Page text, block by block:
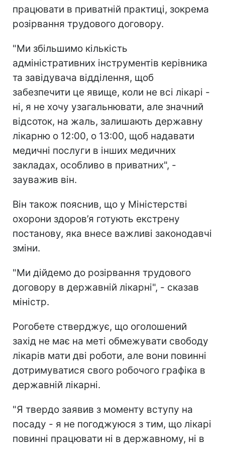
працювати в приватній практиці, зокрема
розірвання трудового договору.
"Ми збільшимо кількість
адміністративних інструментів керівника
та завідувача відділення, щоб
забезпечити це явище, коли не всі лікарі -
ні, я не хочу узагальнювати, але значний
відсоток, на жаль, залишають державну
лікарню о 12:00, о 13:00, щоб надавати
медичні послуги в інших медичних
закладах, особливо в приватних", -
зауважив він.
Він також пояснив, що у Міністерстві
охорони здоров’я готують екстрену
постанову, яка внесе важливі законодавчі
зміни.
"Ми дійдемо до розірвання трудового
договору в державній лікарні", - сказав
міністр.
Рогобете стверджує, що оголошений
захід не має на меті обмежувати свободу
лікарів мати дві роботи, але вони повинні
дотримуватися свого робочого графіка в
державній лікарні.
"Я твердо заявив з моменту вступу на
посаду - я не погоджуюся з тим, що лікарі
повинні працювати ні в державному, ні в